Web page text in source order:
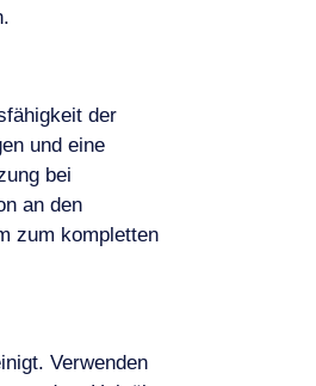
der
und eine
bei
an den
zum kompletten
Verwenden